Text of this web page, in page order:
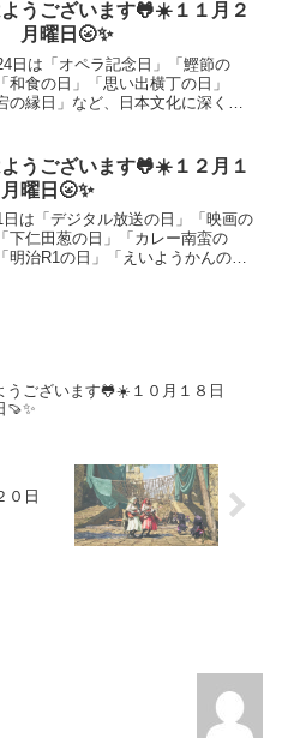
もチャージ！いつもの日常にちょ
た彩りを添えて、気持ちも軽やか
していきましょう🐸🚃🍴
うございます🐸☀️１１月２
月曜日🌝✨
日は「オペラ記念日」「鰹節の
和食の日」「思い出横丁の日」
の縁日」など、日本文化に深く関
をわかりやすく解説。毎日の朝の
稿や雑学としても役立つ、読みや
容でまとめています。
うございます🐸☀️１２月１
曜日🌝✨
日は「デジタル放送の日」「映画の
下仁田葱の日」「カレー南蛮の
明治R1の日」「えいようかんの
うございます🐸☀️１０月１８日
🍠✨
０日